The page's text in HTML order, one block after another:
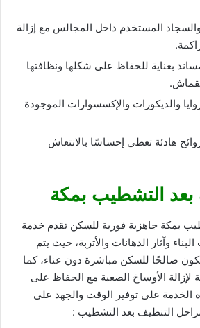
المستخدم داخل المجالس مع إزالة
بعناية للحفاظ على شكلها ونظافتها
والديكورات والإكسسوارات الموجودة
هادئة تعطي إحساسًا بالانتعاش
التشطيب بمكة
بمكة جاهزية فورية للسكن تقدم خدمة
وآثار الدهانات والأتربة، حيث يتم
صالحًا للسكن مباشرة دون عناء، كما
لإزالة الأوساخ الصعبة مع الحفاظ على
الخدمة على توفير الوقت والجهد على
التنظيف بعد التشطيب :